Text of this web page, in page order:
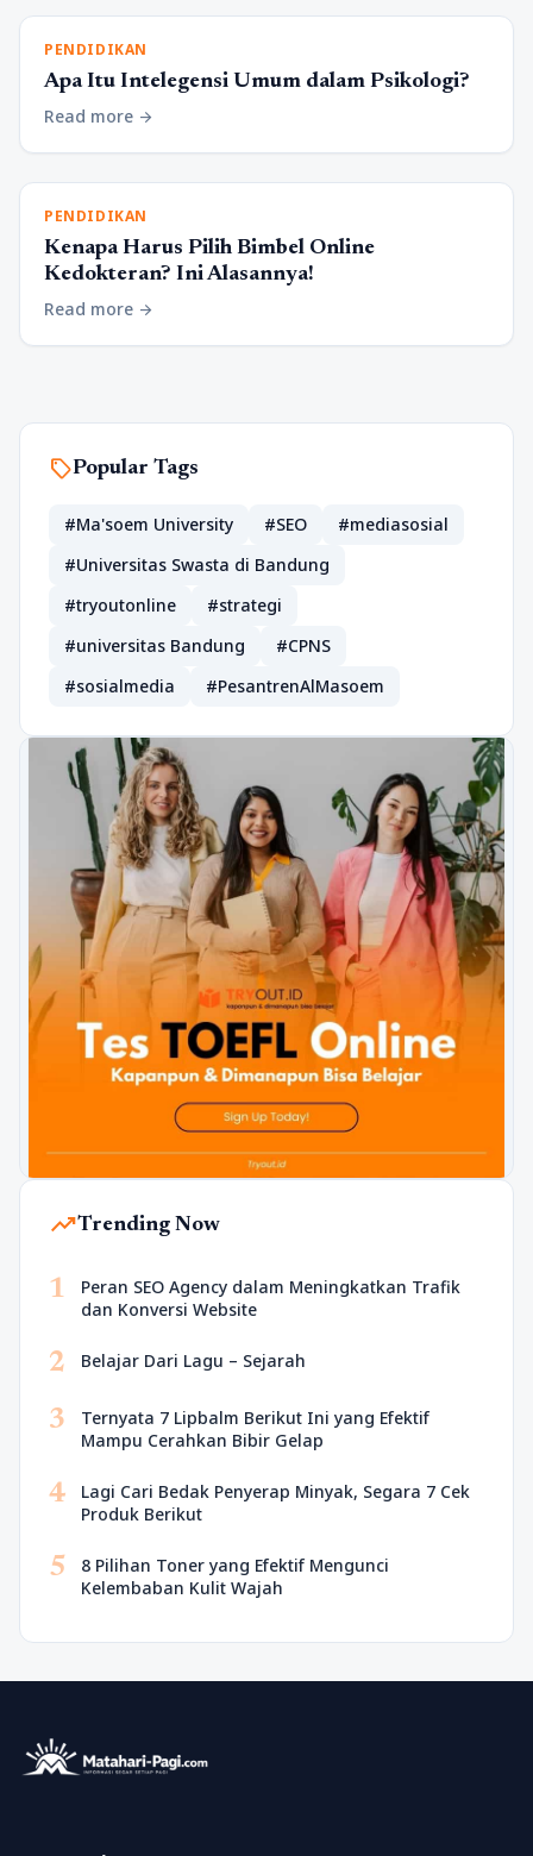
PENDIDIKAN
Apa Itu Intelegensi Umum dalam Psikologi?
Read more arrow_forward
PENDIDIKAN
Kenapa Harus Pilih Bimbel Online
Kedokteran? Ini Alasannya!
Read more arrow_forward
sellPopular Tags
#Ma'soem University #SEO
#mediasosial
#Universitas Swasta di Bandung
#tryoutonline
#strategi
#universitas Bandung
#CPNS
#sosialmedia
#PesantrenAlMasoem
trending_upTrending Now
1
Peran SEO Agency dalam Meningkatkan Trafik
dan Konversi Website
2 Belajar Dari Lagu – Sejarah
3
Ternyata 7 Lipbalm Berikut Ini yang Efektif
Mampu Cerahkan Bibir Gelap
4
Lagi Cari Bedak Penyerap Minyak, Segara 7 Cek
Produk Berikut
5
8 Pilihan Toner yang Efektif Mengunci
Kelembaban Kulit Wajah